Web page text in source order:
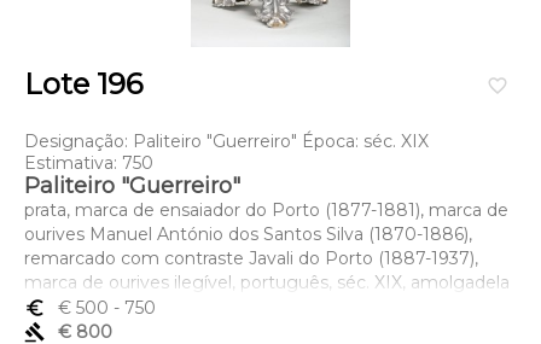
favorite_border
Lote 196
Designação: Paliteiro "Guerreiro" Época: séc. XIX
Estimativa: 750
Paliteiro "Guerreiro"
prata, marca de ensaiador do Porto (1877-1881), marca de
ourives Manuel António dos Santos Silva (1870-1886),
remarcado com contraste Javali do Porto (1887-1937),
marca de ourives ilegível, português, séc. XIX, amolgadela
Dimensões (altura x comprimento x largura) - 17,5 cm;
Peso - 355 grs.
euro_symbol € 500 - 750
gavel
€ 800